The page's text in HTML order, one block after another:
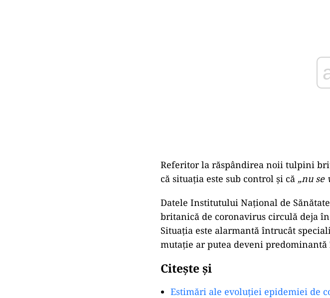
Referitor la răspândirea noii tulpini
că situația este sub control și că „nu se
Datele Institutului Național de
britanică de coronavirus circulă deja
Situația este alarmantă întrucât
mutație ar putea deveni predominantă
Citește și
Estimări ale evoluției epidemiei de